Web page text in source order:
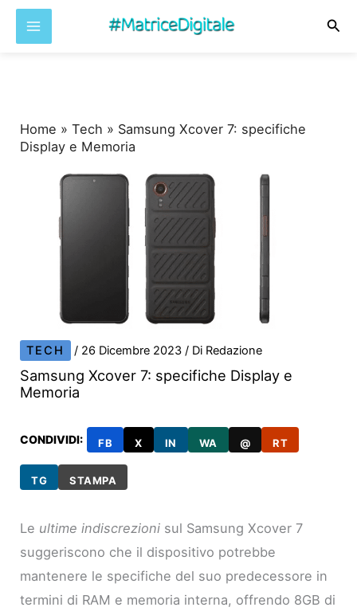
Home »Tech » Samsung Xcover 7: specifiche
Display e Memoria
TECH / 26 Dicembre 2023/ Di Redazione
Samsung Xcover 7: specifiche Display e
Memoria
CONDIVIDI: FB X IN WA @ RT
TG STAMPA
Le ultime indiscrezioni sul Samsung Xcover 7
suggeriscono che il dispositivo potrebbe
mantenere le specifiche del suo predecessore in
termini di RAM e memoria interna, offrendo 8GB di